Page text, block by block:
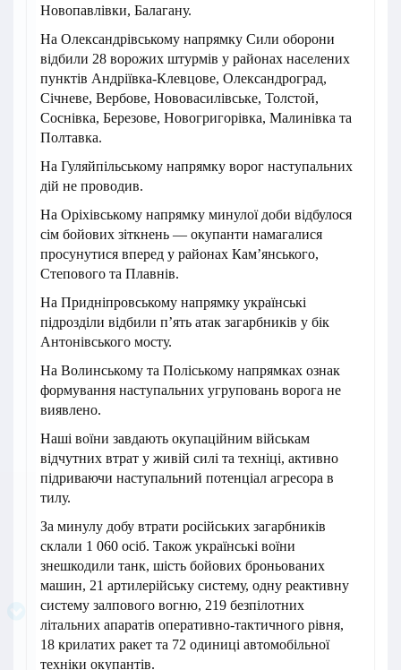
Новопавлівки, Балагану.
На Олександрівському напрямку Сили оборони
відбили 28 ворожих штурмів у районах населених
пунктів Андріївка-Клевцове, Олександроград,
Січневе, Вербове, Нововасилівське, Толстой,
Соснівка, Березове, Новогригорівка, Малинівка та
Полтавка.
На Гуляйпільському напрямку ворог наступальних
дій не проводив.
На Оріхівському напрямку минулої доби відбулося
сім бойових зіткнень — окупанти намагалися
просунутися вперед у районах Кам’янського,
Степового та Плавнів.
На Придніпровському напрямку українські
підрозділи відбили п’ять атак загарбників у бік
Антонівського мосту.
На Волинському та Поліському напрямках ознак
формування наступальних угруповань ворога не
виявлено.
Наші воїни завдають окупаційним військам
відчутних втрат у живій силі та техніці, активно
підриваючи наступальний потенціал агресора в
тилу.
За минулу добу втрати російських загарбників
склали 1 060 осіб. Також українські воїни
знешкодили танк, шість бойових броньованих
машин, 21 артилерійську систему, одну реактивну
систему залпового вогню, 219 безпілотних
літальних апаратів оперативно-тактичного рівня,
18 крилатих ракет та 72 одиниці автомобільної
техніки окупантів.